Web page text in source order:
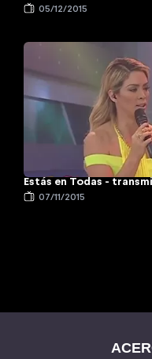
05/12/2015
Estás en Todas -
07/11/2015